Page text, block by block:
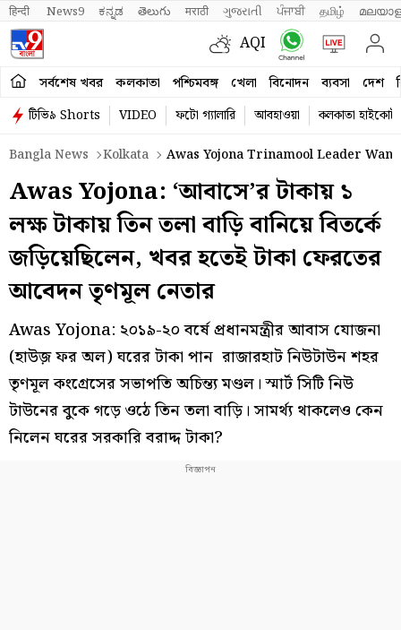
हिन्दी News9 ಕನ್ನಡ తెలుగు मराठी ગુજરાતી ਪੰਜਾਬੀ தமிழ்
AQI
সর্বশেষ খবর কলকাতা পশ্চিমবঙ্গ খেলা বিনোদন ব্যবসা দেশ
টিভি৯ Shorts VIDEO ফটো গ্যালারি আবহাওয়া
কলকাতা হাইকোর্ট
Bangla News
Kolkata Awas Yojona Trinamool Leader
Awas Yojona: ‘আবাসে’র টাকায় ১
লক্ষ টাকায় তিন তলা বাড়ি বানিয়ে বিতর্কে
জড়িয়েছিলেন, খবর হতেই টাকা ফেরতের
আবেদন তৃণমূল নেতার
Awas Yojona: ২০১৯-২০ বর্ষে প্রধানমন্ত্রীর আবাস যোজনা
(হাউজ় ফর অল) ঘরের টাকা পান রাজারহাট নিউটাউন শহর
তৃণমূল কংগ্রেসের সভাপতি অচিন্ত্য মণ্ডল। স্মার্ট সিটি নিউ
টাউনের বুকে গড়ে ওঠে তিন তলা বাড়ি। সামর্থ্য থাকলেও কেন
নিলেন ঘরের সরকারি বরাদ্দ টাকা?